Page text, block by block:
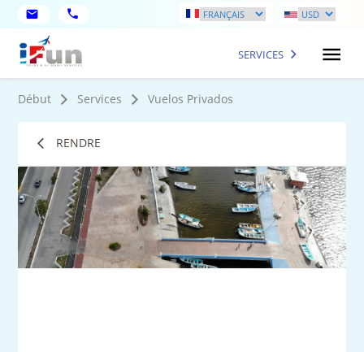
SERVICES
Début Services Vuelos Privados
RENDRE